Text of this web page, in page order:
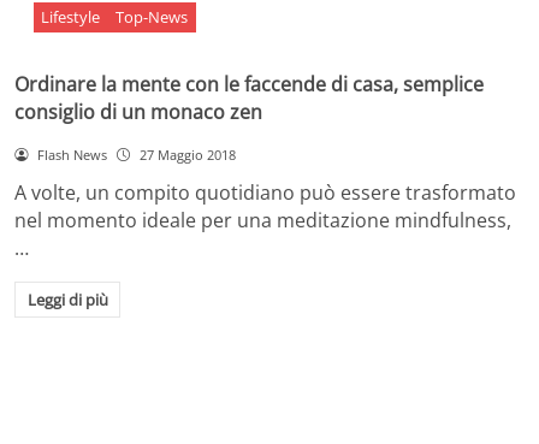
Lifestyle Top-News
Ordinare la mente con le faccende di casa, semplice
consiglio di un monaco zen
Flash News 27 Maggio 2018
A volte, un compito quotidiano può essere trasformato
nel momento ideale per una meditazione mindfulness,
…
Leggi di più